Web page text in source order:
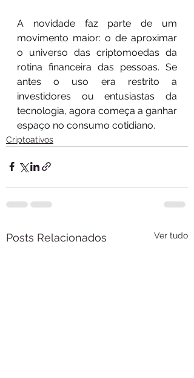
A novidade faz parte de um
movimento maior: o de aproximar
o universo das criptomoedas da
rotina financeira das pessoas. Se
antes o uso era restrito a
investidores ou entusiastas da
tecnologia, agora começa a ganhar
espaço no consumo cotidiano.
Criptoativos
Posts Relacionados Ver tudo